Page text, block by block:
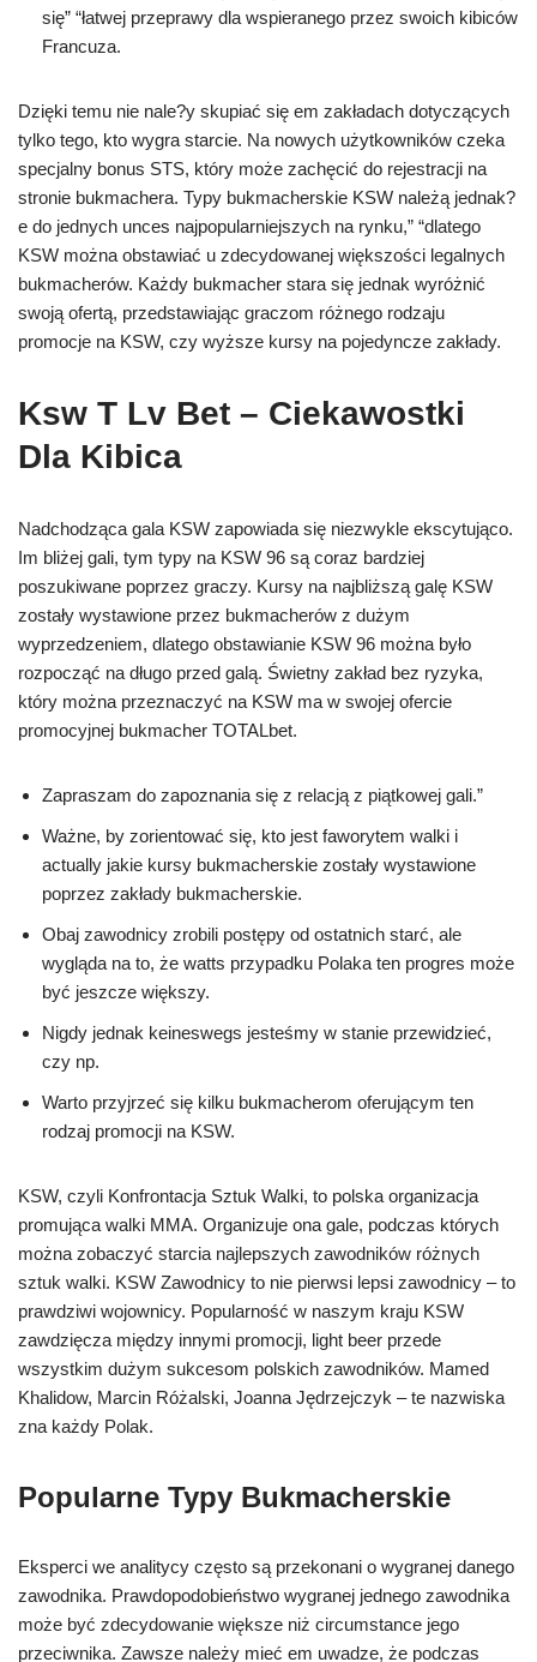
się” “łatwej przeprawy dla wspieranego przez swoich kibiców
Francuza.
Dzięki temu nie nale?y skupiać się em zakładach dotyczących
tylko tego, kto wygra starcie. Na nowych użytkowników czeka
specjalny bonus STS, który może zachęcić do rejestracji na
stronie bukmachera. Typy bukmacherskie KSW należą jednak?
e do jednych unces najpopularniejszych na rynku,” “dlatego
KSW można obstawiać u zdecydowanej większości legalnych
bukmacherów. Każdy bukmacher stara się jednak wyróżnić
swoją ofertą, przedstawiając graczom różnego rodzaju
promocje na KSW, czy wyższe kursy na pojedyncze zakłady.
Ksw T Lv Bet – Ciekawostki
Dla Kibica
Nadchodząca gala KSW zapowiada się niezwykle ekscytująco.
Im bliżej gali, tym typy na KSW 96 są coraz bardziej
poszukiwane poprzez graczy. Kursy na najbliższą galę KSW
zostały wystawione przez bukmacherów z dużym
wyprzedzeniem, dlatego obstawianie KSW 96 można było
rozpocząć na długo przed galą. Świetny zakład bez ryzyka,
który można przeznaczyć na KSW ma w swojej ofercie
promocyjnej bukmacher TOTALbet.
Zapraszam do zapoznania się z relacją z piątkowej gali.”
Ważne, by zorientować się, kto jest faworytem walki i
actually jakie kursy bukmacherskie zostały wystawione
poprzez zakłady bukmacherskie.
Obaj zawodnicy zrobili postępy od ostatnich starć, ale
wygląda na to, że watts przypadku Polaka ten progres może
być jeszcze większy.
Nigdy jednak keineswegs jesteśmy w stanie przewidzieć,
czy np.
Warto przyjrzeć się kilku bukmacherom oferującym ten
rodzaj promocji na KSW.
KSW, czyli Konfrontacja Sztuk Walki, to polska organizacja
promująca walki MMA. Organizuje ona gale, podczas których
można zobaczyć starcia najlepszych zawodników różnych
sztuk walki. KSW Zawodnicy to nie pierwsi lepsi zawodnicy – to
prawdziwi wojownicy. Popularność w naszym kraju KSW
zawdzięcza między innymi promocji, light beer przede
wszystkim dużym sukcesom polskich zawodników. Mamed
Khalidow, Marcin Różalski, Joanna Jędrzejczyk – te nazwiska
zna każdy Polak.
Popularne Typy Bukmacherskie
Eksperci we analitycy często są przekonani o wygranej danego
zawodnika. Prawdopodobieństwo wygranej jednego zawodnika
może być zdecydowanie większe niż circumstance jego
przeciwnika. Zawsze należy mieć em uwadze, że podczas